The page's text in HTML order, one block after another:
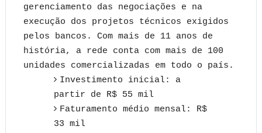
gerenciamento das negociações e na
execução dos projetos técnicos exigidos
pelos bancos. Com mais de 11 anos de
história, a rede conta com mais de 100
unidades comercializadas em todo o país.
Investimento inicial: a
partir de R$ 55 mil
Faturamento médio mensal: R$
33 mil